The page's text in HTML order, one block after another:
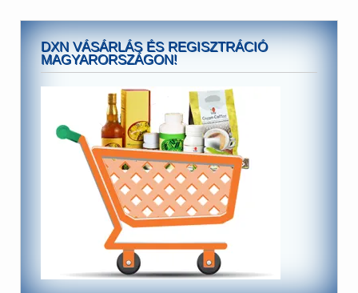
DXN VÁSÁRLÁS ÉS REGISZTRÁCIÓ
MAGYARORSZÁGON!